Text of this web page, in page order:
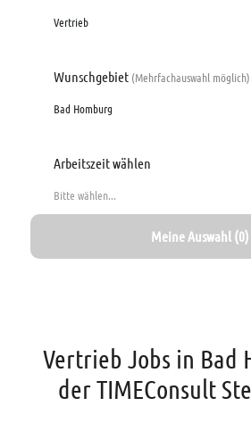
Vertrieb
Wunschgebiet (Mehrfachauswahl möglich)
Bad Homburg
Arbeitszeit wählen
Bitte wählen...
Meine Auswahl (0)
Vertrieb Jobs in Bad
der TIMEConsult